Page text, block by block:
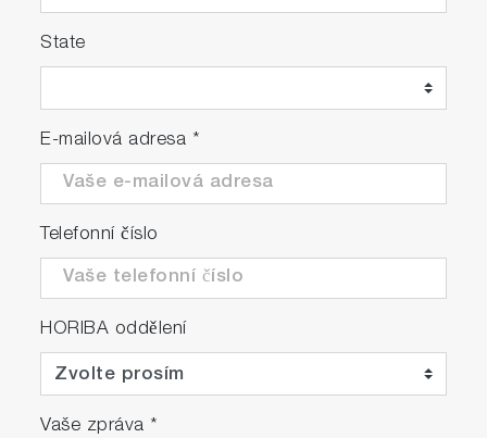
State
E-mailová adresa *
Telefonní číslo
HORIBA oddělení
Vaše zpráva *